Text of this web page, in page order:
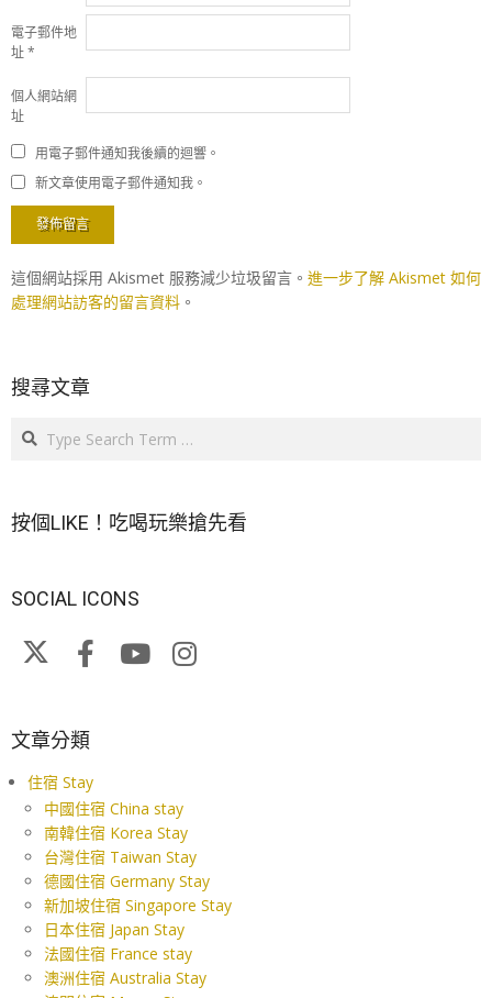
電子郵件地
址*
個人網站網
址
用電子郵件通知我後續的迴響。
新文章使用電子郵件通知我。
這個網站採用 Akismet 服務減少垃圾留言。 進一步了解 Akismet 如何
處理網站訪客的留言資料 。
搜尋文章
Search
按個LIKE！吃喝玩樂搶先看
SOCIAL ICONS
文章分類
住宿 Stay
中國住宿 China stay
南韓住宿 Korea Stay
台灣住宿 Taiwan Stay
德國住宿 Germany Stay
新加坡住宿 Singapore Stay
日本住宿 Japan Stay
法國住宿 France stay
澳洲住宿 Australia Stay